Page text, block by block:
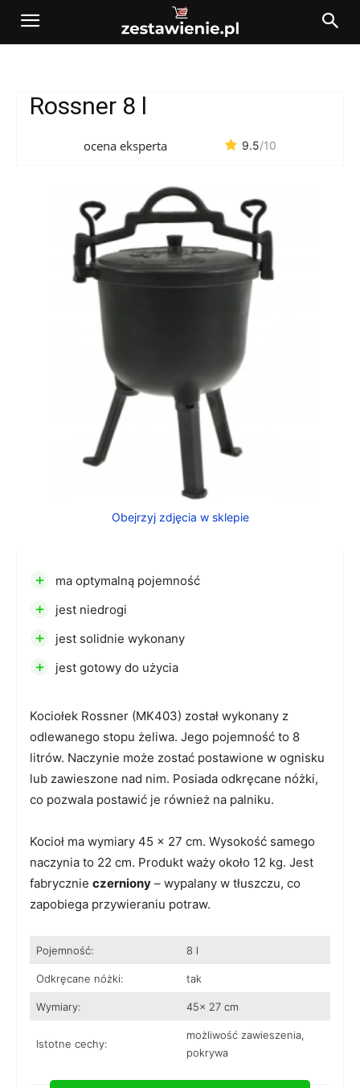
Rossner 8 l
ocena eksperta 9.5/10
Obejrzyj zdjęcia w sklepie
Kociołek Rossner (MK403) został wykonany z
odlewanego stopu żeliwa. Jego pojemność to 8
litrów. Naczynie może zostać postawione w ognisku
lub zawieszone nad nim. Posiada odkręcane nóżki,
co pozwala postawić je również na palniku.
Kocioł ma wymiary 45 x 27 cm. Wysokość samego
naczynia to 22 cm. Produkt waży około 12 kg. Jest
fabrycznie czerniony – wypalany w tłuszczu, co
zapobiega przywieraniu potraw.
Pojemność: 8 l
Odkręcane nóżki: tak
Wymiary: 45x 27 cm
Istotne cechy:
możliwość zawieszenia,
pokrywa
+ ma optymalną pojemność
+ jest niedrogi
+ jest solidnie wykonany
+ jest gotowy do użycia